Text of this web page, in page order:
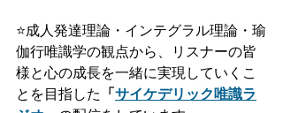
⭐️成人発達理論・インテグラル理論・瑜
伽行唯識学の観点から、リスナーの皆
様と心の成長を一緒に実現していくこ
とを目指した
「 サイケデリック唯識ラ